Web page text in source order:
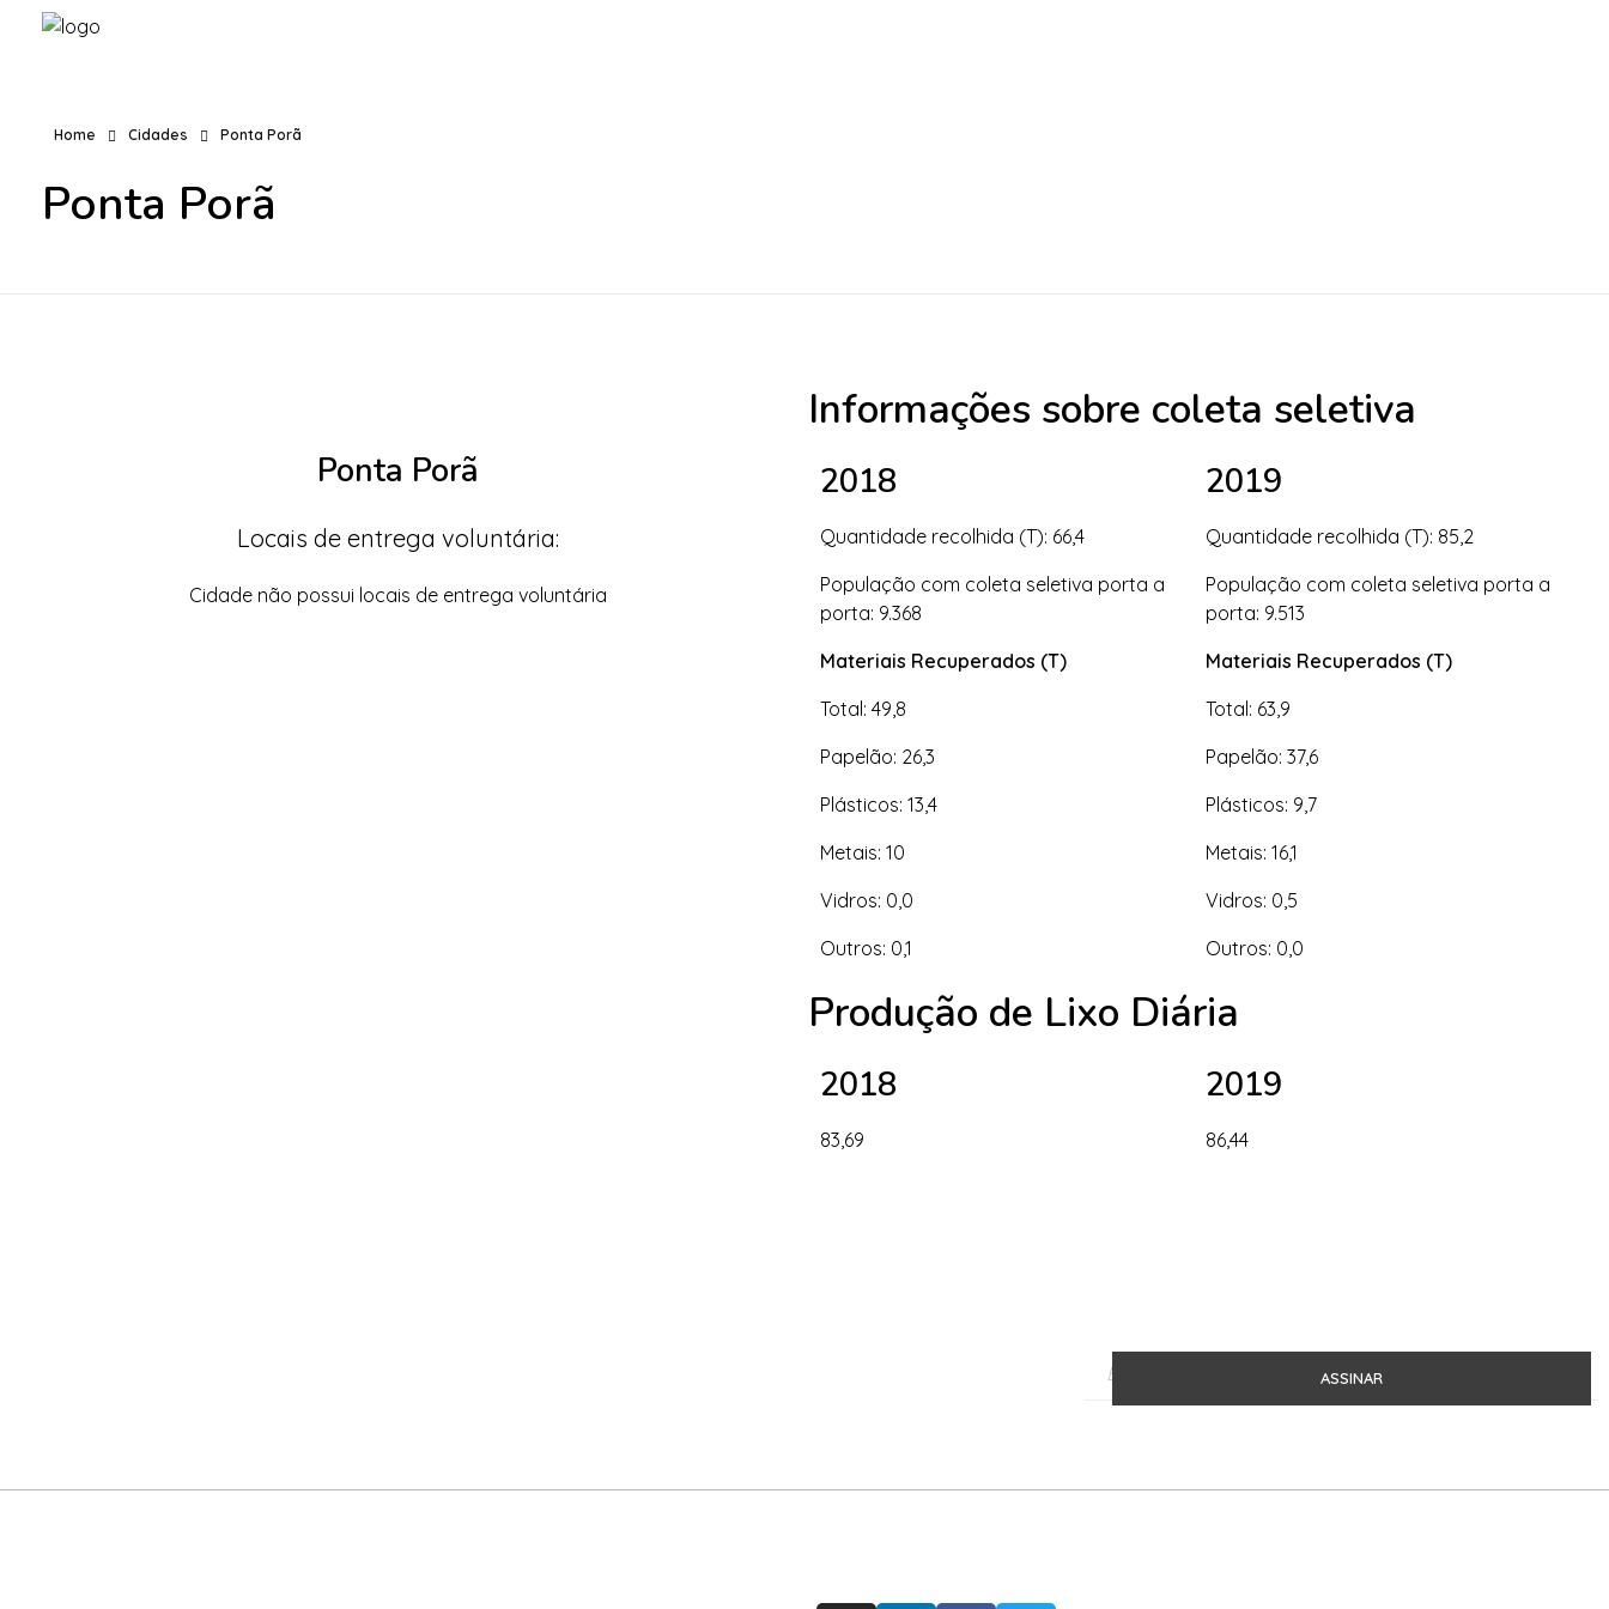
Home Cidades Ponta Porã
Ponta Porã
Ponta Porã
Locais de entrega voluntária:
Cidade não possui locais de entrega voluntária
Informações sobre coleta seletiva
2018
Quantidade recolhida (T): 66,4
População com coleta seletiva porta a
porta: 9.368
Materiais Recuperados (T)
Total: 49,8
Papelão: 26,3
Plásticos: 13,4
Metais: 10
Vidros: 0,0
Outros: 0,1
2019
Quantidade recolhida (T): 85,2
População com coleta seletiva porta a
porta: 9.513
Materiais Recuperados (T)
Total: 63,9
Papelão: 37,6
Plásticos: 9,7
Metais: 16,1
Vidros: 0,5
Outros: 0,0
Produção de Lixo Diária
2018
83,69
2019
86,44